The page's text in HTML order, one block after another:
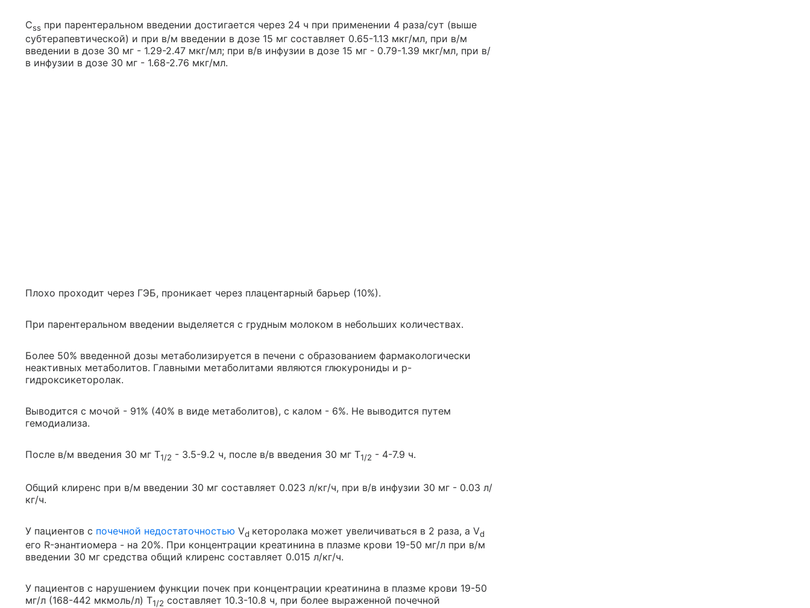
Css при парентеральном введении достигается через 24 ч при применении 4 раза/сут (выше
субтерапевтической) и при в/м введении в дозе 15 мг составляет 0.65-1.13 мкг/мл, при в/м
введении в дозе 30 мг - 1.29-2.47 мкг/мл; при в/в инфузии в дозе 15 мг - 0.79-1.39 мкг/мл, при в/
в инфузии в дозе 30 мг - 1.68-2.76 мкг/мл.
Плохо проходит через ГЭБ, проникает через плацентарный барьер (10%).
При парентеральном введении выделяется с грудным молоком в небольших количествах.
Более 50% введенной дозы метаболизируется в печени с образованием фармакологически
неактивных метаболитов. Главными метаболитами являются глюкурониды и p-
гидроксикеторолак.
Выводится с мочой - 91% (40% в виде метаболитов), с калом - 6%. Не выводится путем
гемодиализа.
После в/м введения 30 мг T1/2 - 3.5-9.2 ч, после в/в введения 30 мг T1/2 - 4-7.9 ч.
Общий клиренс при в/м введении 30 мг составляет 0.023 л/кг/ч, при в/в инфузии 30 мг - 0.03 л/
кг/ч.
У пациентов с почечной недостаточностью Vd кеторолака может увеличиваться в 2 раза, а Vd
его R-энантиомера - на 20%. При концентрации креатинина в плазме крови 19-50 мг/л при в/м
введении 30 мг средства общий клиренс составляет 0.015 л/кг/ч.
У пациентов с нарушением функции почек при концентрации креатинина в плазме крови 19-50
мг/л (168-442 мкмоль/л) T1/2 составляет 10.3-10.8 ч, при более выраженной почечной